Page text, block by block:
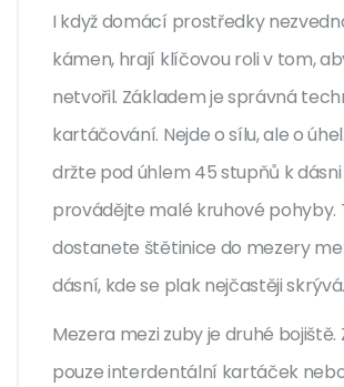
I když domácí prostředky
kámen, hrají klíčovou roli v tom,
netvořil. Základem je správná
kartáčování. Nejde o sílu, ale o
držte pod úhlem 45 stupňů k dásni
provádějte malé kruhové pohyby.
dostanete štětinice do mezery
dásní, kde se plak nejčastěji skrývá.
Mezera mezi zuby je druhé bojiště.
pouze interdentální kartáček